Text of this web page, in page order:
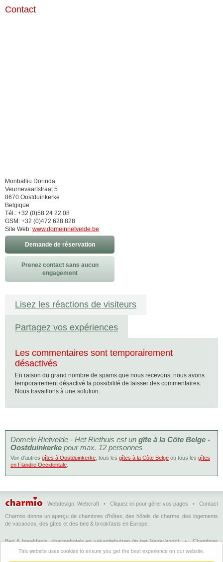
This website uses cookies to ensure you get the best experience on our website.
Contact
Monballiu Dorinda
Veurnevaartstraat 5
8670 Oostduinkerke
Belgique
Tél.: +32 (0)58 24 22 08
GSM: +32 (0)472 628 828
Site Web: www.domeinrietvelde.be
Demande de réservation
Prenez contact sans aucun
engagement
Lisez les réactions de visiteurs
Partagez vos expériences
Les commentaires sont temporairement
désactivés
En raison du grand nombre de spams que nous recevons, nous avons
temporairement désactivé la possibilité de laisser des commentaires.
Nous travaillons à une solution.
Domein Rietvelde - Het Riethuis est un gîte à la Côte Belge -
Oostduinkerke pour max. 12 personnes
Voir d'autres gîtes à Oostduinkerke , tous les gîtes à la Côte Belge ou tous les gîtes
en Flandre Occidentale
Webdesign: Webcraft • Cliquez ici pour gérer vos pages • Contact
Charmio donne un aperçu de chambres d'hôtes, des hôtels de charme, des logements
de vacances, des gîtes et des bed & breakfasts en Europe.
Bed & breakfasts, charmehotels en vakantiehuizen (in het Nederlands)•Chambres
d'hôtes, hôtels de charme et logements de vacances
(en français) •
breakfasts, charming hotels and holiday accommodations